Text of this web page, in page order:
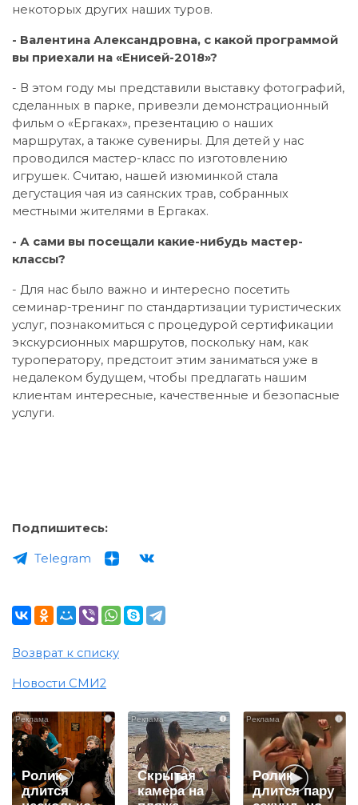
некоторых других наших туров.
- Валентина Александровна, с какой программой
вы приехали на «Енисей-2018»?
- В этом году мы представили выставку фотографий,
сделанных в парке, привезли демонстрационный
фильм о «Ергаках», презентацию о наших
маршрутах, а также сувениры. Для детей у нас
проводился мастер-класс по изготовлению
игрушек. Считаю, нашей изюминкой стала
дегустация чая из саянских трав, собранных
местными жителями в Ергаках.
- А сами вы посещали какие-нибудь мастер-
классы?
- Для нас было важно и интересно посетить
семинар-тренинг по стандартизации туристических
услуг, познакомиться с процедурой сертификации
экскурсионных маршрутов, поскольку нам, как
туроператору, предстоит этим заниматься уже в
недалеком будущем, чтобы предлагать нашим
клиентам интересные, качественные и безопасные
услуги.
Подпишитесь:
Telegram
Возврат к списку
Новости СМИ2
i
Ролик
длится
i
Скрытая
камера на
i
Ролик
длится пару